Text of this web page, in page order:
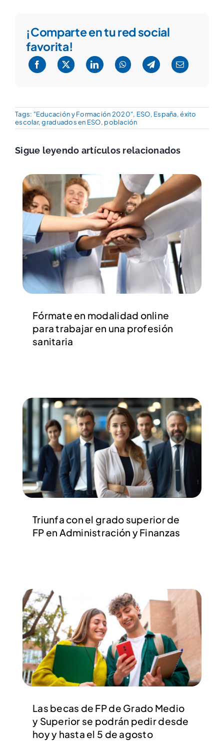
¡Comparte en tu red social
favorita!
Tags: "Educación y Formación 2020", ESO, España,éxito
escolar,graduados en ESO, población
Sigue leyendo artículos relacionados
Fórmate en modalidad online
para trabajar en una profesión
sanitaria
Triunfa con el grado superior de
FP en Administración y Finanzas
Las becas de FP de Grado Medio
y Superior se podrán pedir desde
hoy y hasta el 5 de agosto